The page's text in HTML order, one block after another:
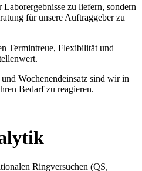
zu liefern, sondern
für unsere Auftraggeber zu
Termintreue, Flexibilität und
Wochenendeinsatz sind wir in
Bedarf zu reagieren.
Ringversuchen (QS,